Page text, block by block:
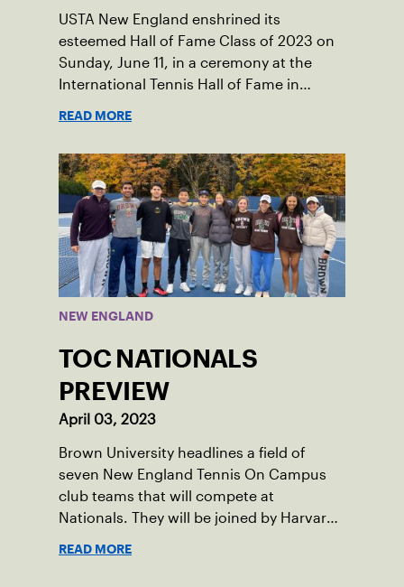
USTA New England enshrined its
esteemed Hall of Fame Class of 2023 on
Sunday, June 11, in a ceremony at the
International Tennis Hall of Fame in
their achievements as players, coaches,
volunteers, philanthropists and tennis
fans in front of family, friends, USTA New
England and National Board members,
and more.
READ MORE
NEW ENGLAND
TOC NATIONALS
PREVIEW
April 03, 2023
Brown University headlines a field of
seven New England Tennis On Campus
club teams that will compete at
Nationals. They will be joined by Harvard,
READ MORE